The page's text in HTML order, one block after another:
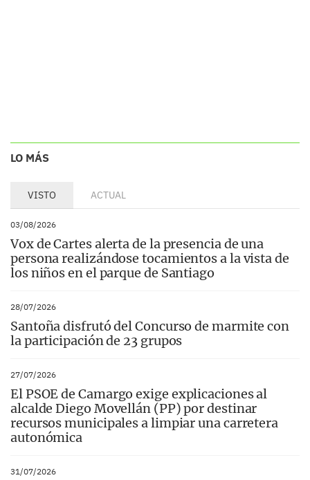
LO MÁS
VISTO ACTUAL
03/08/2026
Vox de Cartes alerta de la presencia de una
persona realizándose tocamientos a la vista de
los niños en el parque de Santiago
28/07/2026
Santoña disfrutó del Concurso de marmite con
la participación de 23 grupos
27/07/2026
El PSOE de Camargo exige explicaciones al
alcalde Diego Movellán (PP) por destinar
recursos municipales a limpiar una carretera
autonómica
31/07/2026